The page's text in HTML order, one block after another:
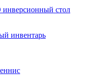
стол
инвентарь